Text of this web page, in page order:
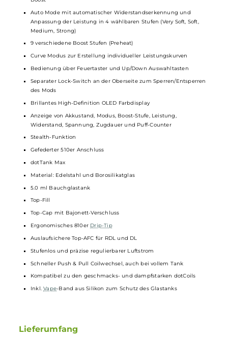
Leistungsstarkes Kit für RDL und DL Dampfgenuss
dotBox 100W Mod
Material: Zink-Legierung & Kunstleder
Geschützt vor dem Eindringen von
Betrieb mit 1 x 21700er oder 1 x18650er Akkuzelle(nicht im
Lieferumfang enthalten)
Geschraubte Battery Tube Abdeckung an der Unterseite
Ausgangsspannung: 1.0 bis 9.0 Volt
Widerstandsbereich: 0.1 bis 3.0 Ohm
Moderner Chipsatz mit umfangreichen
Dampfmodi: VW/Power, Bypass, TC-Ni, TC-Ti, TC-SS, Auto, Curve,
Boost
Auto Mode mit automatischer Widerstandserkennung und
Anpassung der Leistung in 4 wählbaren Stufen (Very Soft, Soft,
Medium, Strong)
9 verschiedene Boost Stufen (Preheat)
Curve Modus zur Erstellung individueller Leistungskurven
Bedienung über Feuertaster und Up/Down Auswahltasten
Separater Lock-Switch an der Oberseite zum Sperren/
des Mods
Brillantes High-Definition OLED Farbdisplay
Stealth-Funktion